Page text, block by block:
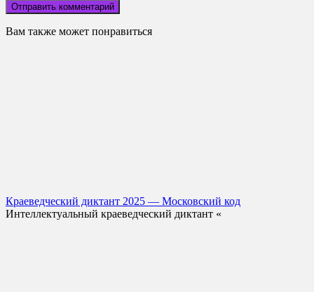
Вам также может понравиться
Краеведческий диктант 2025 — Московский код
Интеллектуальный краеведческий диктант «